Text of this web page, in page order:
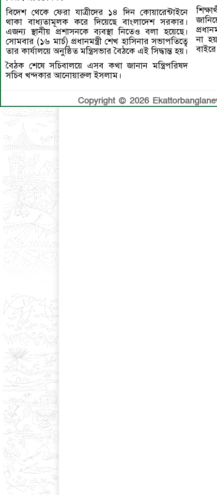
বিদেশ থেকে ফেরা যাত্রীদের ১৪ দিন কোয়ারেন্টাইনে
থাকা বাধ্যতামূলক করে দিয়েছে বাংলাদেশ সরকার।
এজন্য স্থানীয় প্রশাসনকে ব্যবস্থা নিতেও বলা হয়েছে।
সোমবার (১৬ মার্চ) প্রধানমন্ত্রী শেখ হাসিনার সভাপতিত্বে
তার কার্যালয়ে অনুষ্ঠিত মন্ত্রিসভার বৈঠকে এই সিদ্ধান্ত হয়।
বৈঠক শেষে সচিবালয়ে এসব কথা জানান মন্ত্রিপরিষদ
সচিব খন্দকার আনোয়ারুল ইসলাম।
না
Copyright © 2026